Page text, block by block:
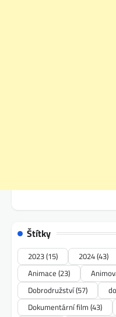
Štítky
2023(15) 2024(43)
Animace (23)
Dobrodružství(57)
Dokumentární film (43)